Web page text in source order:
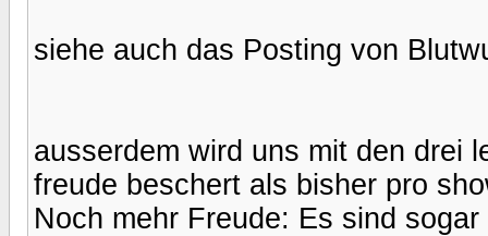
siehe auch das Posting von
ausserdem wird uns mit den drei
freude beschert als bisher pro
Noch mehr Freude: Es sind